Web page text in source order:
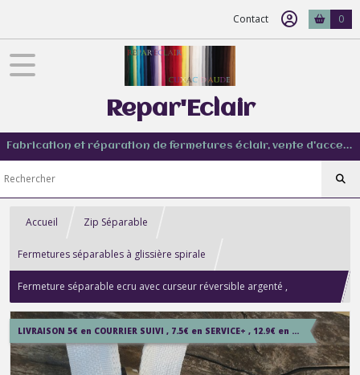
Contact 0
Repar'Eclair
Fabrication et réparation de fermetures éclair, vente d'accessoire couture de tout type
Accueil Zip Séparable
Fermetures séparables à glissière spirale
Fermeture séparable ecru avec curseur réversible argenté ,
Longueur sur mesure jusqu'à 60 cm
LIVRAISON 5€ en COURRIER SUIVI , 7.5€ en SERVICE+ , 12.9€ en COLISSIMO